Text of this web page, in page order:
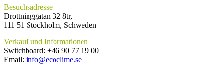
Besuchsadresse
Drottninggatan 32 8tr,
111 51 Stockholm, Schweden
Verkauf und Informationen
Switchboard: +46 90 77 19 00
Email: info@ecoclime.se